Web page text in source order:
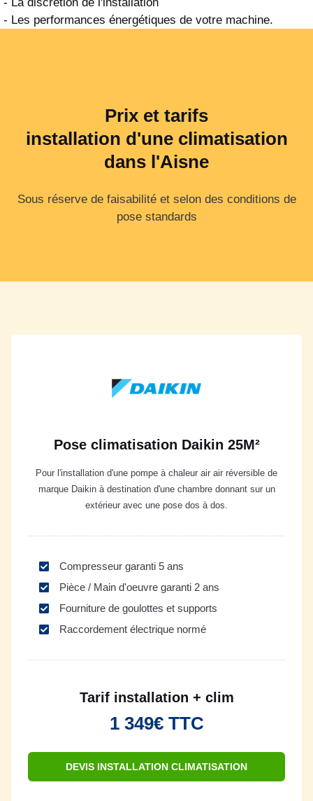
- Les performances énergétiques de votre machine.
Prix et tarifs
installation d'une climatisation
dans l'Aisne
Sous réserve de faisabilité et selon des conditions de
pose standards
Pose climatisation Daikin 25M²
Pour l'installation d'une pompe à chaleur air air réversible de
marque Daikin à destination d'une chambre donnant sur un
extérieur avec une pose dos à dos.
Compresseur garanti 5 ans
Pièce / Main d'oeuvre garanti 2 ans
Fourniture de goulottes et supports
Raccordement électrique normé
Tarif installation + clim
1 349€ TTC
DEVIS INSTALLATION CLIMATISATION